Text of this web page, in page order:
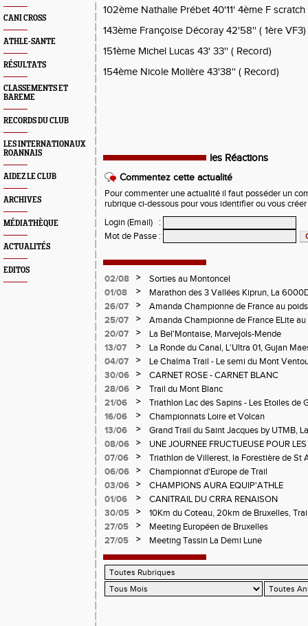
CANI CROSS
ATHLE-SANTE
RÉSULTATS
CLASSEMENTS ET
BAREME
RECORDS DU CLUB
LES INTERNATIONAUX
ROANNAIS
AIDEZ LE CLUB
ARCHIVES
MÉDIATHÈQUE
ACTUALITÉS
EDITOS
102ème Nathalie Prébet 40'11' 4ème F
143ème Françoise Décoray 42'58'' ( 1ère VF3)
151ème Michel Lucas 43' 33'' ( Record)
154ème Nicole Molière 43'38'' ( Record)
les Réactions
Commentez cette actualité
Pour commenter une actualité il faut posséder un
rubrique ci-dessous pour vous identifier ou vous
Login (Email)
:
Mot de Passe :
02/08 >
Sorties au Montoncel
01/08
>
Marathon des 3 Vallées Kiprun, La
Verticale d'Orcières, St Augustin
26/07 >
Amanda Championne de France au poids
25/07
>
Amanda Championne de France ELite
20/07
>
La Bel'Montaise, Marvejols-Mende
13/07
>
La Ronde du Canal, L'Ultra 01, Gujan
04/07
>
Le Chalma Trail - Le semi du Mont
Cublize - Les Passerelles de Monteynard
Pralognon La Vanoise
30/06 >
CARNET ROSE - CARNET BLANC
28/06
>
Trail du Mont Blanc
21/06
>
Triathlon Lac des Sapins - Les Etoiles de
16/06
>
Championnats Loire et Volcan
13/06
>
Grand Trail du Saint Jacques by UTMB,
d'Andrézieux-Bouthéon
08/06 >
UNE JOURNEE FRUCTUEUSE POUR
CHAMPIONNATS DE LA LOIRE A
07/06 >
Triathlon de Villerest, la Forestière de St
Circuit de la Sure, Tour du Pays Roannais
06/06 >
Championnat d'Europe de Trail
03/06
>
CHAMPIONS AURA EQUIP'ATHLE
01/06
>
CANITRAIL DU CRRA RENAISON
30/05
>
10Km du Coteau, 20km de Bruxelles,
Pilatrail
27/05 >
Meeting Européen de Bruxelles
27/05
> Meeting Tassin La Demi Lune